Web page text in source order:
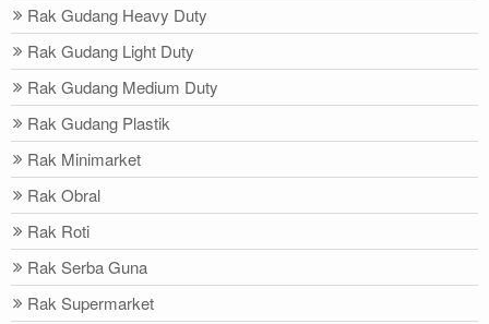
Rak Gudang Heavy Duty
Rak Gudang Light Duty
Rak Gudang Medium Duty
Rak Gudang Plastik
Rak Minimarket
Rak Obral
Rak Roti
Rak Serba Guna
Rak Supermarket